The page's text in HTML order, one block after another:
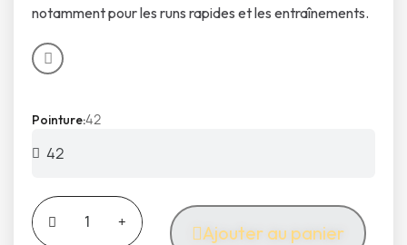
notamment pour les runs rapides et les entraînements.
Pointure42
Ajouter au panier